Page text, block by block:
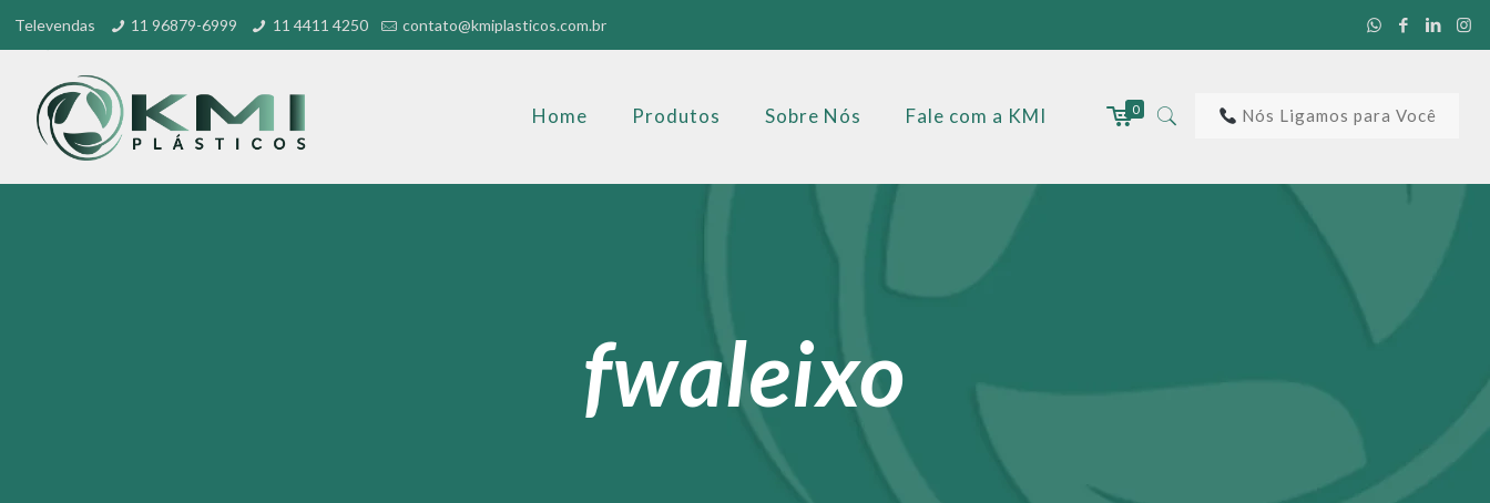
Televendas 11 96879-6999 11 4411 4250 contato@kmiplasticos.com.br
Home Produtos Sobre Nós Fale com a KMI 0 Nós Ligamos para Você
fwaleixo